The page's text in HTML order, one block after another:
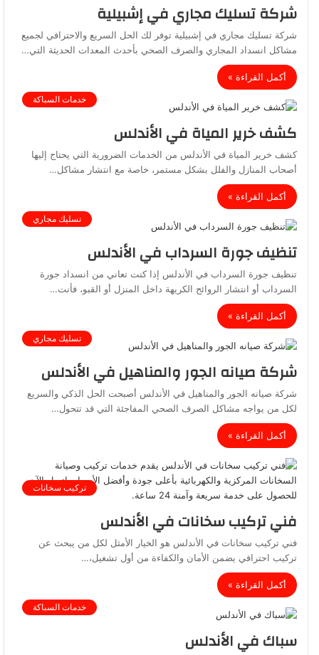
شركة تسليك مجاري في إشبيلية
شركة تسليك مجاري في إشبيلية توفر لك الحل السريع والاحترافي لجميع
مشاكل انسداد المجاري والصرف الصحي بأحدث المعدات الحديثة التي…
أكمل القراءة »
خدمات السباكة
كشف خرير المياة في الأندلس
كشف خرير المياة في الأندلس من الخدمات الضرورية التي يحتاج إليها
أصحاب المنازل والفلل بشكل مستمر، خاصة مع انتشار مشاكل…
أكمل القراءة »
تسليك مجاري
تنظيف جورة السرداب في الأندلس
تنظيف جورة السرداب في الأندلس إذا كنت تعاني من انسداد جورة
السرداب أو انتشار الروائح الكريهة داخل المنزل أو القبو، فأنت…
أكمل القراءة »
تسليك مجاري
شركة صيانه الجور والمناهيل في الأندلس
شركة صيانه الجور والمناهيل في الأندلس أصبحت الحل الذكي والسريع
لكل من يواجه مشاكل الصرف الصحي المفاجئة التي قد تتحول…
أكمل القراءة »
تركيب سخانات
فني تركيب سخانات في الأندلس
فني تركيب سخانات في الأندلس هو الخيار الأمثل لكل من يبحث عن
تركيب احترافي يضمن الأمان والكفاءة من أول تشغيل،…
أكمل القراءة »
خدمات السباكة
سباك في الأندلس